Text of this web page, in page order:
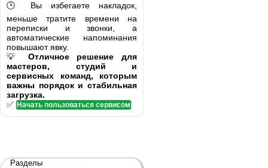
🕒 Вы избегаете накладок,
меньше тратите времени на
переписки и звонки, а
автоматические напоминания
повышают явку.
💡 Отличное решение для
мастеров, студий и
сервисных команд, которым
важны порядок и стабильная
загрузка.
✅ Начать пользоваться сервисом
Разделы